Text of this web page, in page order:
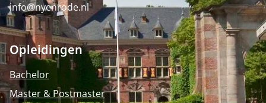
info@nyenrode.nl
Opleidingen
Bachelor
Master & Postmaster